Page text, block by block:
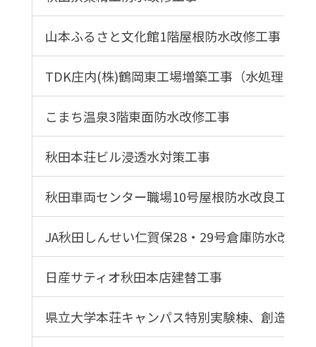
山本ふるさと文化館1階屋根防水改修工事
TDK庄内(株)鶴岡東工場増築工事（水処理棟）
こまち温泉3階東面防水改修工事
秋田本荘ビル浸透水対策工事
秋田車両センター職場10号屋根防水改良工事
JA秋田しんせい仁賀保28・29号倉庫防水改修
日産サティオ秋田本店建替工事
県立大学本荘キャンパス特別実験棟、創造工